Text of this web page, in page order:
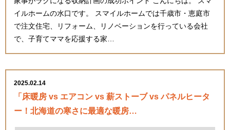
イルホームの水口です。 スマイルホームでは千歳市・恵庭市
で注文住宅、リフォーム、リノベーションを行っている会社
で、子育てママを応援する家…
2025.02.14
「床暖房 vs エアコン vs 薪ストーブ vs パネルヒータ
ー！北海道の寒さに最適な暖房…